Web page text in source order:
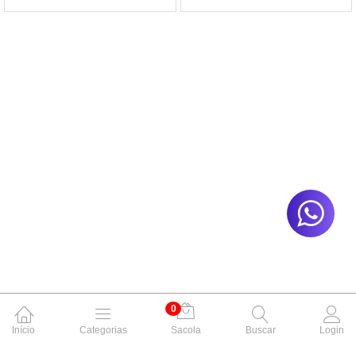
Início Categorias
0
Sacola
Buscar Login